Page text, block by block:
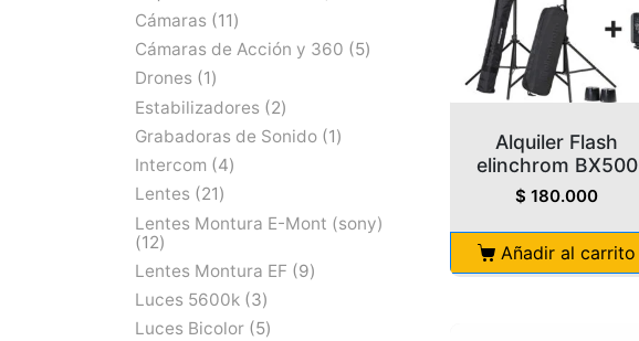
Alquiler Flash
elinchrom BX500
$ 180.000
Añadir al carrito
Cámaras
11
Cámaras de Acción y 360
5
Drones
1
Estabilizadores
2
Grabadoras de Sonido
1
Intercom
4
Lentes
21
Lentes Montura E-Mont (sony)
12
Lentes Montura EF
9
Luces 5600k
3
Luces Bicolor
5